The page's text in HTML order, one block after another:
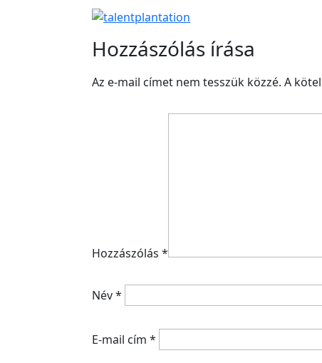
Hozzászólás írása
Az e-mail címet nem tesszük közzé. A
Hozzászólás *
Név*
E-mail cím *